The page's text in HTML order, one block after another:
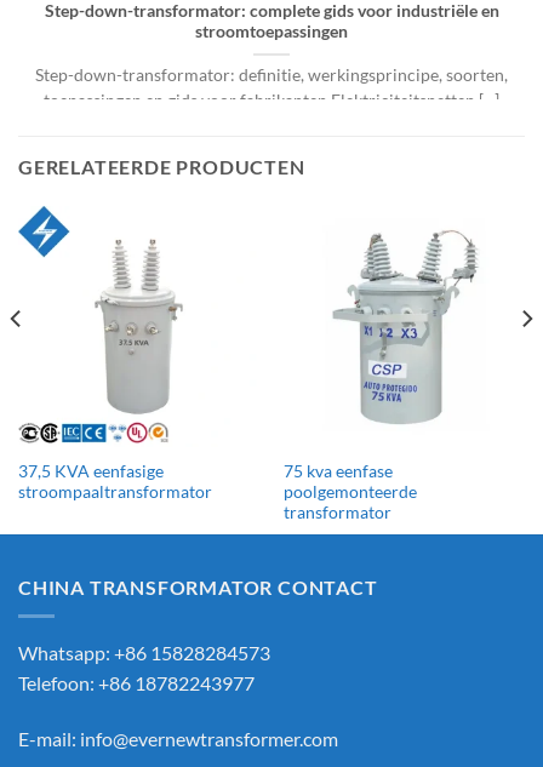
Step-down-transformator: complete gids voor industriële en
stroomtoepassingen
Step-down-transformator: definitie, werkingsprincipe, soorten,
toepassingen en gids voor fabrikanten Elektriciteitsnetten [...]
GERELATEERDE PRODUCTEN
37,5 KVA eenfasige
stroompaaltransformator
75 kva eenfase
poolgemonteerde
transformator
CHINA TRANSFORMATOR CONTACT
Whatsapp: +86 15828284573
Telefoon: +86 18782243977
E-mail: info@evernewtransformer.com